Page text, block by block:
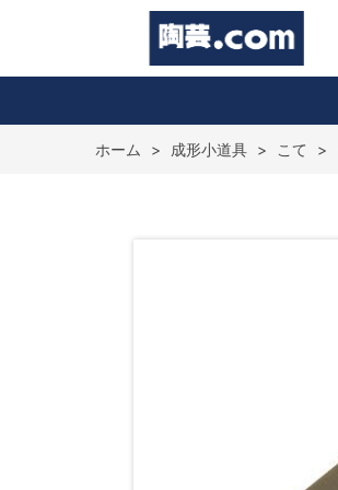
ホーム > 成形小道具 > こて >